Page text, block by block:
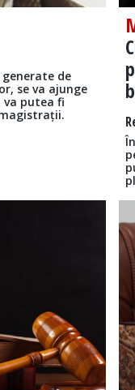
de
se va ajunge
va putea fi